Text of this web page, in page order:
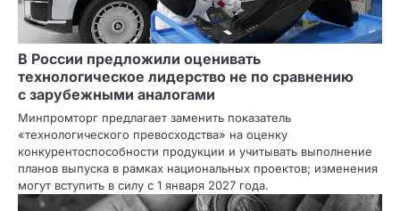
В России предложили оценивать
технологическое лидерство не по сравнению
с зарубежными аналогами
Минпромторг предлагает заменить показатель
«технологического превосходства» на оценку
конкурентоспособности продукции и учитывать выполнение
планов выпуска в рамках национальных проектов; изменения
могут вступить в силу с 1 января 2027 года.